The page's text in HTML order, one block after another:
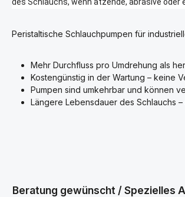
des Schlauchs, wenn ätzende, abrasive
Peristaltische Schlauchpumpen für
Mehr Durchfluss pro Umdrehung als
Kostengünstig in der Wartung – keine
Pumpen sind umkehrbar und können
Längere Lebensdauer des Schlauchs
Beratung gewünscht / Spezielles